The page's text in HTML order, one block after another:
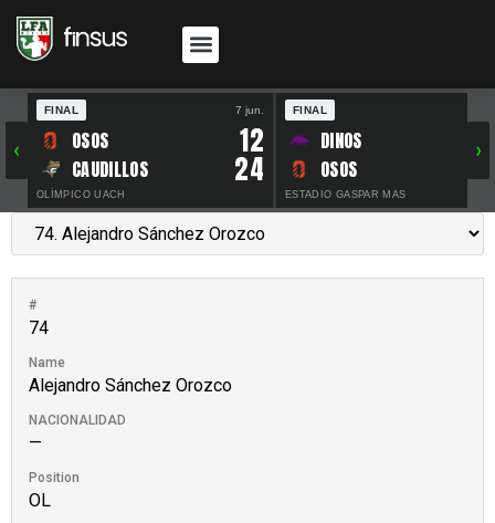
‹
FINAL 7 jun.
OSOS 12
CAUDILLOS 24
OLÍMPICO UACH
FINAL
DINOS
OSOS
ESTADIO GASPAR MAS
›
#
74
Name
Alejandro Sánchez Orozco
NACIONALIDAD
—
Position
OL